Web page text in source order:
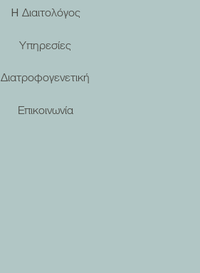
στη νηστεία (και πώς να τα
H Διαιτολόγος
Υπηρεσίες
Διατροφογενετική
Επικοινωνία